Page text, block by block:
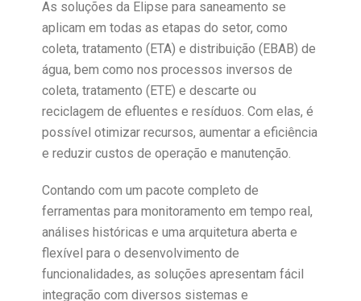
As soluções da Elipse para saneamento se
aplicam em todas as etapas do setor, como
coleta, tratamento (ETA) e distribuição (EBAB) de
água, bem como nos processos inversos de
coleta, tratamento (ETE) e descarte ou
reciclagem de efluentes e resíduos. Com elas, é
possível otimizar recursos, aumentar a eficiência
e reduzir custos de operação e manutenção.
Contando com um pacote completo de
ferramentas para monitoramento em tempo real,
análises históricas e uma arquitetura aberta e
flexível para o desenvolvimento de
funcionalidades, as soluções apresentam fácil
integração com diversos sistemas e